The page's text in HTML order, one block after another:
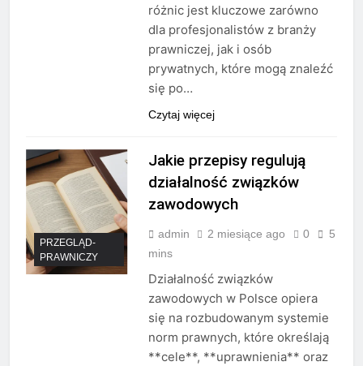
różnic jest kluczowe zarówno
dla profesjonalistów z branży
prawniczej, jak i osób
prywatnych, które mogą znaleźć
się po…
Czytaj więcej
PRZEGLĄD-
PRAWNICZY
Jakie przepisy regulują
działalność związków
zawodowych
admin 2 miesiące ago 0
5
mins
Działalność związków
zawodowych w Polsce opiera
się na rozbudowanym systemie
norm prawnych, które określają
**cele**, **uprawnienia** oraz